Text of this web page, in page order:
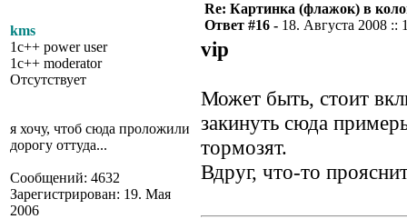
kms
1c++ power user
1c++ moderator
Отсутствует
я хочу, чтоб сюда проложили
дорогу оттуда...
Сообщений: 4632
Зарегистрирован: 19. Мая
2006
Re: Картинка (флажок) в
Ответ #16 - 18. Августа 2008 ::
vip
Может быть, стоит
закинуть сюда
тормозят.
Вдруг, что-то